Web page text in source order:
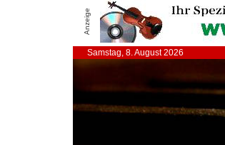
Anzeige
Samstag, 8. August 2026